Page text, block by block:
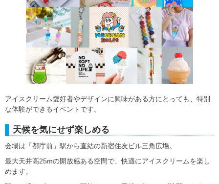
アイスクリーム愛好者やデザインに興味がある方にとっても、特別
な体験ができるイベントです。
天候を気にせず楽しめる
会場は「都庁前」駅から直結の新宿住友ビル三角広場。
最大天井高25mの開放感ある空間で、快適にアイスクリームを楽し
めます。